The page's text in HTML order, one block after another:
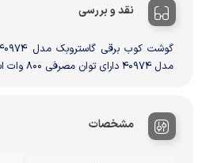
نقد و بررسی
مدل 40974 دارای توان مصرفی 800 وات است که موتور بسیار پر...
مشخصات